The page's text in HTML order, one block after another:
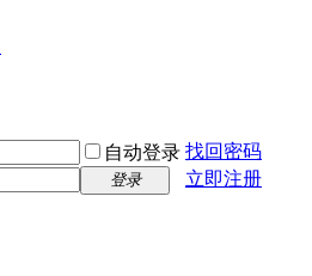
自动登录 找回密码
登录
立即注册